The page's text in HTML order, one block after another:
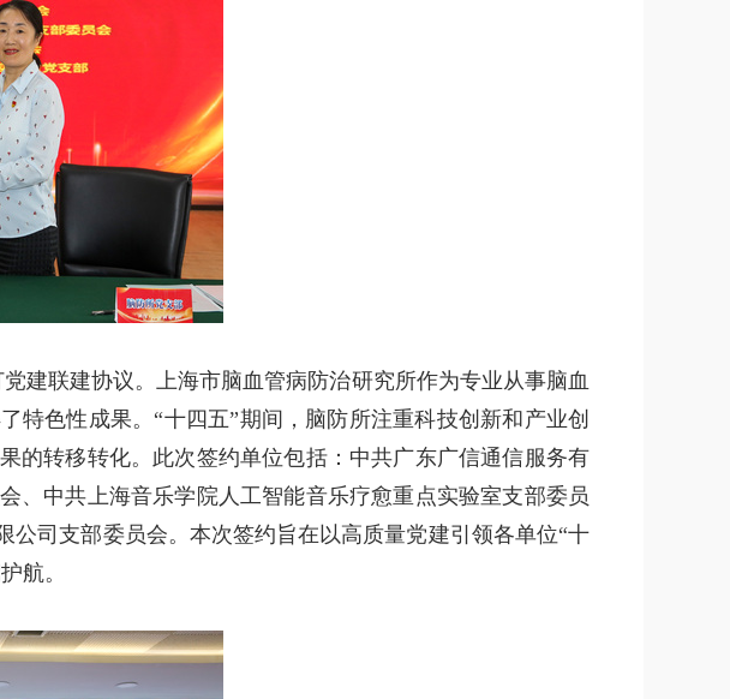
建联建协议。上海市脑血管病防治研究所作为专业从事脑血
色性成果。“十四五”期间，脑防所注重科技创新和产业创
的转移转化。此次签约单位包括：中共广东广信通信服务有
、中共上海音乐学院人工智能音乐疗愈重点实验室支部委员
司支部委员会。本次签约旨在以高质量党建引领各单位“十
航。